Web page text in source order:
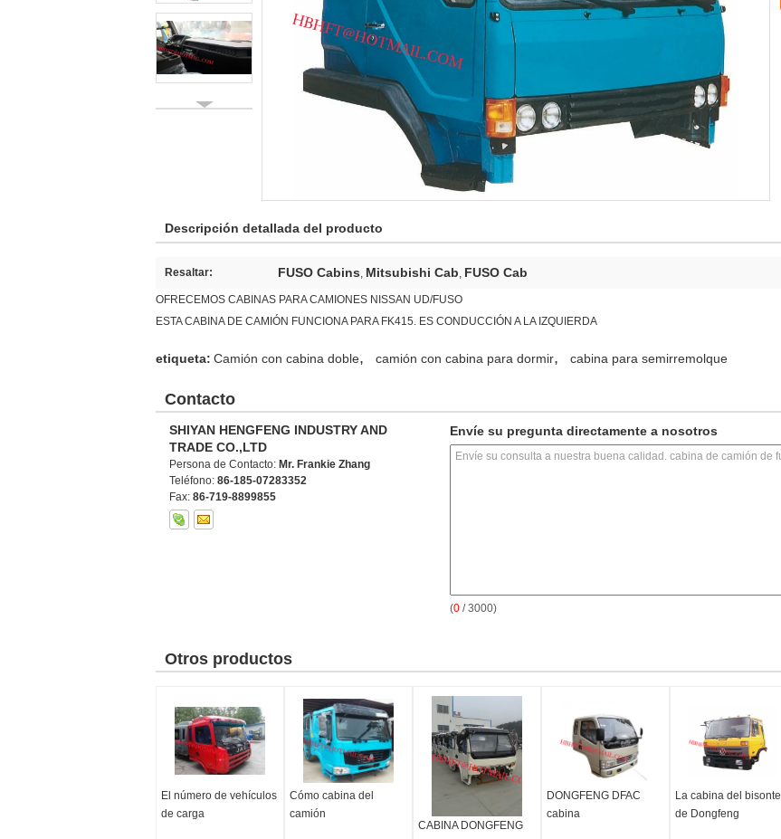
Descripción detallada del producto
Resaltar: FUSO Cabins, Mitsubishi Cab, FUSO Cab
OFRECEMOS CABINAS PARA CAMIONES NISSAN UD/FUSO
ESTA CABINA DE CAMIÓN FUNCIONA PARA FK415. ES CONDUCCIÓN A LA IZQUIERDA
etiqueta: Camión con cabina doble, camión con cabina para dormir, cabina para semirremolque
Contacto
SHIYAN HENGFENG INDUSTRY AND
TRADE CO.,LTD
Persona de Contacto: Mr. Frankie Zhang
Teléfono: 86-185-07283352
Fax: 86-719-8899855
Envíe su pregunta directamente a nosotros
(0 / 3000)
Otros productos
El número de vehículos
de carga
Cómo cabina del
camión
CABINA DONGFENG
DONGFENG DFAC
cabina
La cabina del bisonte
de Dongfeng